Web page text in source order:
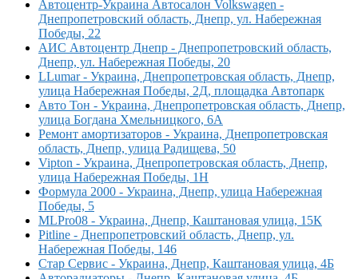
Автоцентр-Украина Автосалон Volkswagen -
Днепропетровский область, Днепр, ул. Набережная
Победы, 22
АИС Автоцентр Днепр - Днепропетровский область,
Днепр, ул. Набережная Победы, 20
LLumar - Украина, Днепропетровская область, Днепр,
улица Набережная Победы, 2Д, площадка Автопарк
Авто Тон - Украина, Днепропетровская область, Днепр,
улица Богдана Хмельницкого, 6А
Ремонт амортизаторов - Украина, Днепропетровская
область, Днепр, улица Радищева, 50
Vipton - Украина, Днепропетровская область, Днепр,
улица Набережная Победы, 1Н
Формула 2000 - Украина, Днепр, улица Набережная
Победы, 5
MLPro08 - Украина, Днепр, Каштановая улица, 15К
Pitline - Днепропетровский область, Днепр, ул.
Набережная Победы, 146
Стар Сервис - Украина, Днепр, Каштановая улица, 4Б